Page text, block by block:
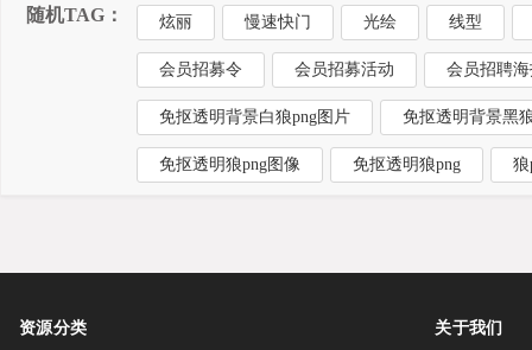
随机TAG： 炫丽 慢速快门 光绘 线型
会员招募令 会员招募活动 会员招聘
免抠透明背景白狼png图片 免抠透明背景黑
免抠透明狼png图像 免抠透明狼png 狼
资源分类 关于我们